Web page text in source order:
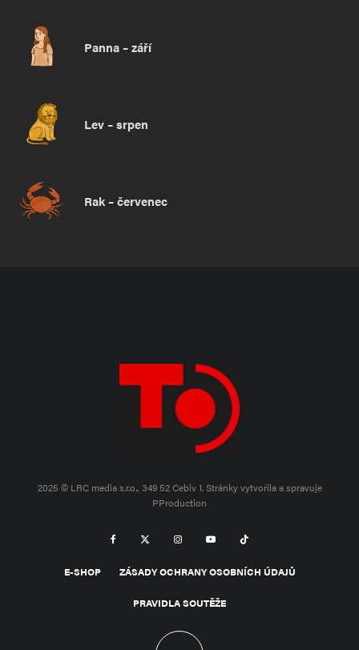
Panna – září
Lev – srpen
Rak – červenec
2025 © LRC media s.r.o., 349 52 Cebiv 1.Stránky vytvořila a spravuje
PProduction
E-SHOP ZÁSADY OCHRANY OSOBNÍCH ÚDAJŮ
PRAVIDLA SOUTĚŽE